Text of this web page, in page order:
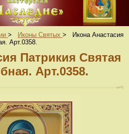
> Иконы Святых >
Икона Анастасия
Арт.0358.
Патрикия Святая
Арт.0358.